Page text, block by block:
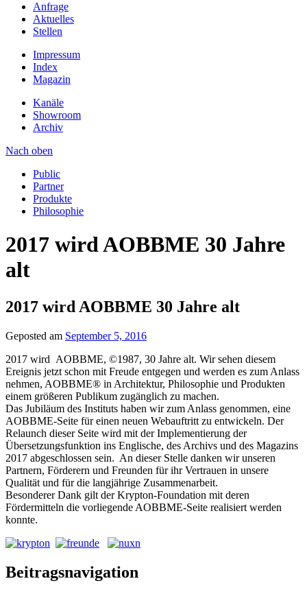
Anfrage
Aktuelles
Stellen
Impressum
Index
Magazin
Kanäle
Showroom
Archiv
Nach oben
Public
Partner
Produkte
Philosophie
2017 wird AOBBME 30 Jahre
alt
2017 wird AOBBME 30 Jahre alt
Geposted am September 5, 2016
2017 wird AOBBME, ©1987, 30 Jahre alt. Wir sehen diesem
Ereignis jetzt schon mit Freude entgegen und werden es zum Anlass
nehmen, AOBBME® in Architektur, Philosophie und Produkten
einem größeren Publikum zugänglich zu machen.
Das Jubiläum des Instituts haben wir zum Anlass genommen, eine
AOBBME-Seite für einen neuen Webauftritt zu entwickeln. Der
Relaunch dieser Seite wird mit der Implementierung der
Übersetzungsfunktion ins Englische, des Archivs und des Magazins
2017 abgeschlossen sein. An dieser Stelle danken wir unseren
Partnern, Förderern und Freunden für ihr Vertrauen in unsere
Qualität und für die langjährige Zusammenarbeit.
Besonderer Dank gilt der Krypton-Foundation mit deren
Fördermitteln die vorliegende AOBBME-Seite realisiert werden
konnte.
Beitragsnavigation